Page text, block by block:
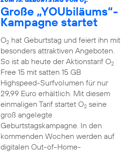
2
Große „YOUbiläums“-
Kampagne startet
O2hat Geburtstag und feiert ihn mit
besonders attraktiven Angeboten.
So ist ab heute der Aktionstarif O2
Free 15 mit satten 15 GB
Highspeed-Surfvolumen für nur
29,99 Euro erhältlich. Mit diesem
einmaligen Tarif startet O2seine
groß angelegte
Geburtstagskampagne. In den
kommenden Wochen werden auf
digitalen Out-of-Home-